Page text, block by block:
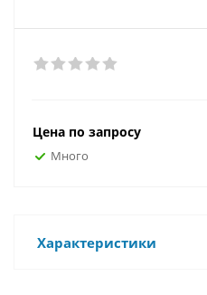
Цена по запросу
Много
Характеристики